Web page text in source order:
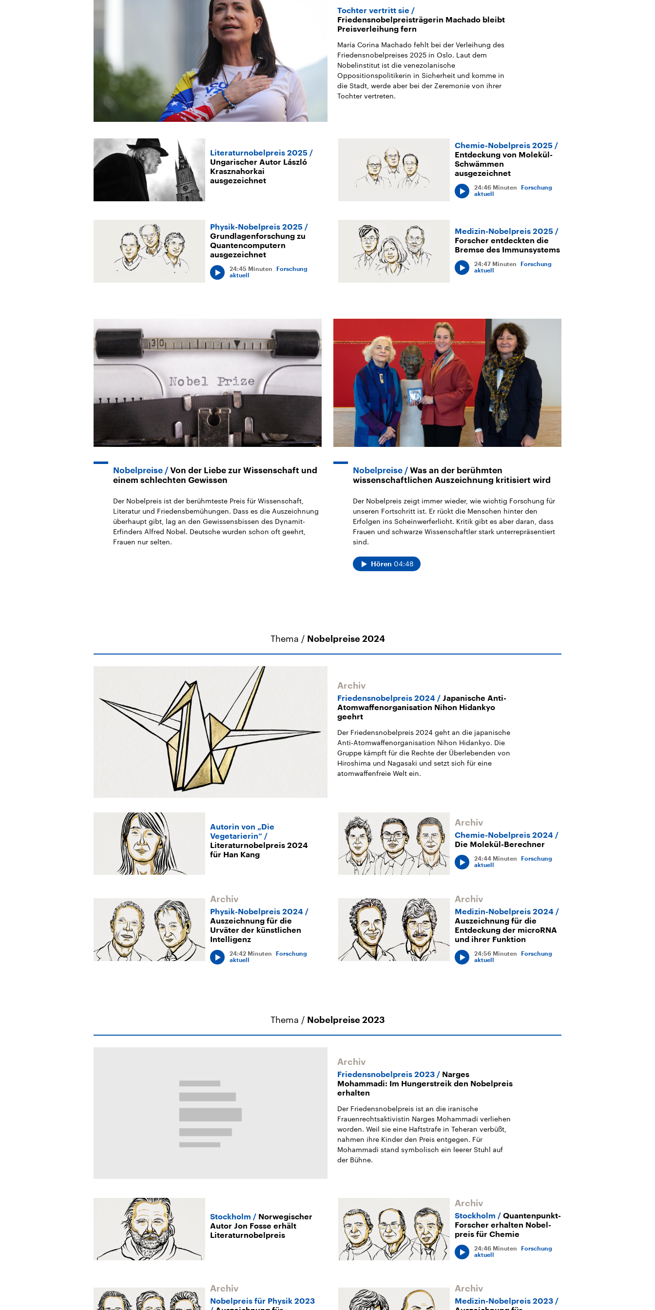
Tochter vertritt sie
Friedensnobelpreisträgerin Machado bleibt
Preisverleihung fern
María Corina Machado fehlt bei der Verleihung des
Friedensnobelpreises 2025 in Oslo. Laut dem
Nobelinstitut ist die venezolanische
Oppositionspolitikerin in Sicherheit und komme in
die Stadt, werde aber bei der Zeremonie von ihrer
Tochter vertreten.
Literaturnobelpreis 2025
Ungarischer Autor László
Krasznahorkai
ausgezeichnet
Chemie-Nobelpreis 2025
Entdeckung von Molekül-
Schwämmen
ausgezeichnet
24:46 Minuten
Forschung
aktuell
Physik-Nobelpreis 2025
Grundlagenforschung zu
Quantencomputern
ausgezeichnet
24:45 Minuten
Forschung
aktuell
Medizin-Nobelpreis 2025
Forscher entdeckten die
Bremse des Immunsystems
24:47 Minuten
Forschung
aktuell
Nobelpreise
Von der Liebe zur Wissenschaft und
einem schlechten Gewissen
Der Nobelpreis ist der berühmteste Preis für Wissenschaft,
Literatur und Friedensbemühungen. Dass es die Auszeichnung
überhaupt gibt, lag an den Gewissensbissen des Dynamit-
Erfinders Alfred Nobel. Deutsche wurden schon oft geehrt,
Frauen nur selten.
Nobelpreise
Was an der berühmten
wissenschaftlichen Auszeichnung kritisiert wird
Der Nobelpreis zeigt immer wieder, wie wichtig Forschung für
unseren Fortschritt ist. Er rückt die Menschen hinter den
Erfolgen ins Scheinwerferlicht. Kritik gibt es aber daran, dass
Frauen und schwarze Wissenschaftler stark unterrepräsentiert
sind.
Hören 04:48
Thema / Nobelpreise 2024
Archiv
Friedensnobelpreis 2024
Japanische Anti-
Atomwaffenorganisation Nihon Hidankyo
geehrt
Der Friedensnobelpreis 2024 geht an die japanische
Anti-Atomwaffenorganisation Nihon Hidankyo. Die
Gruppe kämpft für die Rechte der Überlebenden von
Hiroshima und Nagasaki und setzt sich für eine
atomwaffenfreie Welt ein.
Autorin von „Die
Vegetarierin“
Literaturnobelpreis 2024
für Han Kang
Archiv
Chemie-Nobelpreis 2024
Die Molekül-Berechner
24:44 Minuten
Forschung
aktuell
Archiv
Physik-Nobelpreis 2024
Auszeichnung für die
Urväter der künstlichen
Intelligenz
24:42 Minuten
Forschung
aktuell
Archiv
Medizin-Nobelpreis 2024
Auszeichnung für die
Entdeckung der microRNA
und ihrer Funktion
24:56 Minuten
Forschung
aktuell
Thema / Nobelpreise 2023
Archiv
Friedensnobelpreis 2023
Narges
Mohammadi: Im Hungerstreik den Nobelpreis
erhalten
Der Friedensnobelpreis ist an die iranische
Frauenrechtsaktivistin Narges Mohammadi verliehen
worden. Weil sie eine Haftstrafe in Teheran verbüßt,
nahmen ihre Kinder den Preis entgegen. Für
Mohammadi stand symbolisch ein leerer Stuhl auf
der Bühne.
Stockholm
Norwegischer
Autor Jon Fosse erhält
Literaturnobelpreis
Archiv
Stockholm
Quanten­punkt-
Forscher erhal­ten Nobel­
preis für Chemie
24:46 Minuten
Forschung
aktuell
Archiv
Nobelpreis für Physik 2023
Archiv
Medizin-Nobelpreis 2023